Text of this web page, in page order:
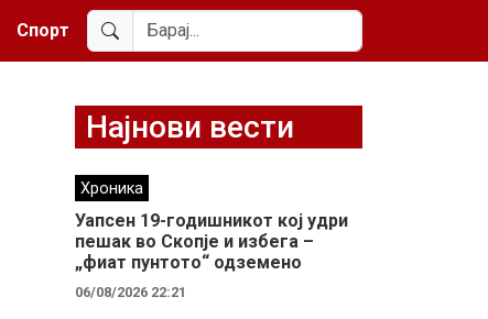
Спорт
Најнови вести
Хроника
Уапсен 19-годишникот кој удри
пешак во Скопје и избега –
„фиат пунтото“ одземено
06/08/2026 22:21